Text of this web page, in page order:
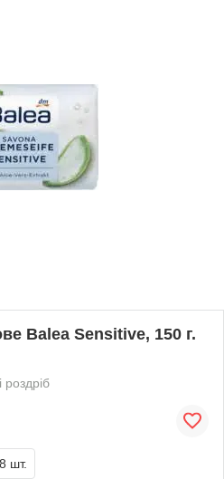
Balea Sensitive, 150 г.
роздріб
шт.